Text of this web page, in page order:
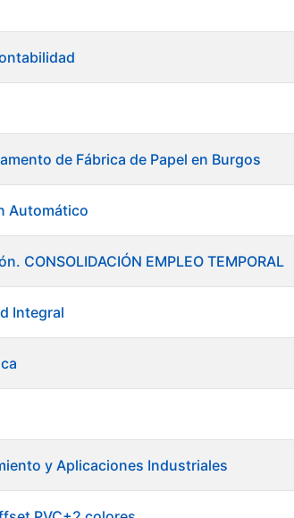
de Fábrica de Papel en Burgos
Automático
CONSOLIDACIÓN EMPLEO TEMPORAL
Integral
y Aplicaciones Industriales